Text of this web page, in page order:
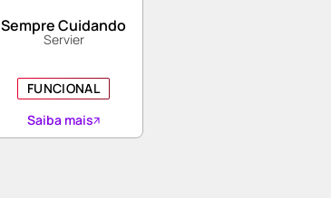
Sempre Cuidando
Servier
FUNCIONAL
Saiba mais